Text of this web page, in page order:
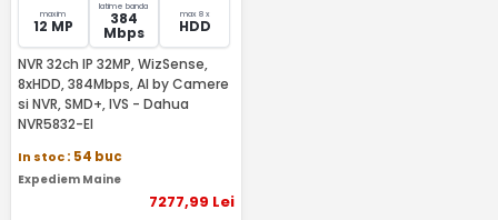
maxim
12 MP
latime banda
384
Mbps
max 8 x
HDD
NVR 32ch IP 32MP, WizSense,
8xHDD, 384Mbps, AI by Camere
si NVR, SMD+, IVS - Dahua
NVR5832-EI
In stoc: 54 buc
Expediem Maine
7277,99 Lei